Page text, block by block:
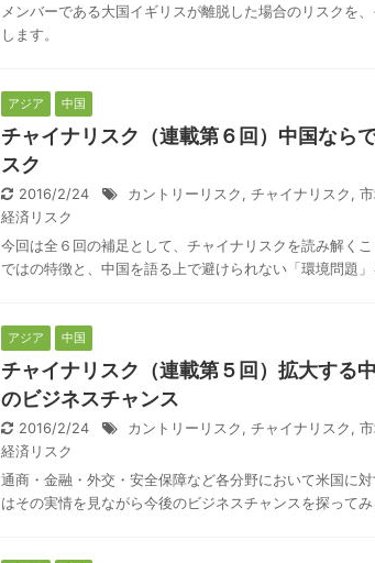
メンバーである大国イギリスが離脱した場合のリスクを
します。
アジア 中国
チャイナリスク（連載第６回）中国なら
スク
2016/2/24 カントリーリスク , チャイナリスク ,
経済リスク
今回は全６回の補足として、チャイナリスクを読み解く
ではの特徴と、中国を語る上で避けられない「環境問題」
アジア 中国
チャイナリスク（連載第５回）拡大する
のビジネスチャンス
2016/2/24 カントリーリスク , チャイナリスク ,
経済リスク
通商・金融・外交・安全保障など各分野において米国に
はその実情を見ながら今後のビジネスチャンスを探ってみ